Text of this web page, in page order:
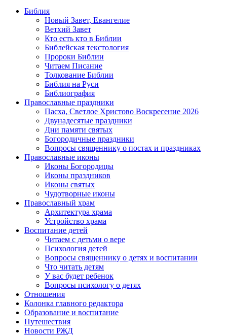
Библия
Новый Завет, Евангелие
Ветхий Завет
Кто есть кто в Библии
Библейская текстология
Пророки Библии
Читаем Писание
Толкование Библии
Библия на Руси
Библиография
Православные праздники
Пасха, Светлое Христово Воскресение 2026
Двунадесятые праздники
Дни памяти святых
Богородичные праздники
Вопросы священнику о постах и праздниках
Православные иконы
Иконы Богородицы
Иконы праздников
Иконы святых
Чудотворные иконы
Православный храм
Архитектура храма
Устройство храма
Воспитание детей
Читаем с детьми о вере
Психология детей
Вопросы священнику о детях и воспитании
Что читать детям
У вас будет ребенок
Вопросы психологу о детях
Отношения
Колонка главного редактора
Образование и воспитание
Путешествия
Новости РЖД